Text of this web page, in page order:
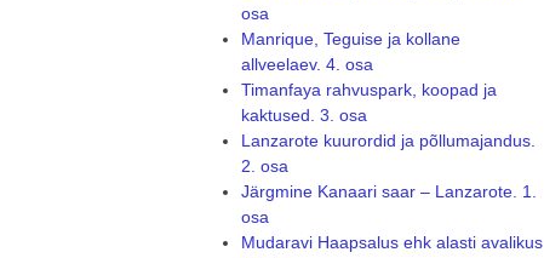
osa
Manrique, Teguise ja kollane
allveelaev. 4. osa
Timanfaya rahvuspark, koopad ja
kaktused. 3. osa
Lanzarote kuurordid ja põllumajandus.
2. osa
Järgmine Kanaari saar – Lanzarote. 1.
osa
Mudaravi Haapsalus ehk alasti avalikus